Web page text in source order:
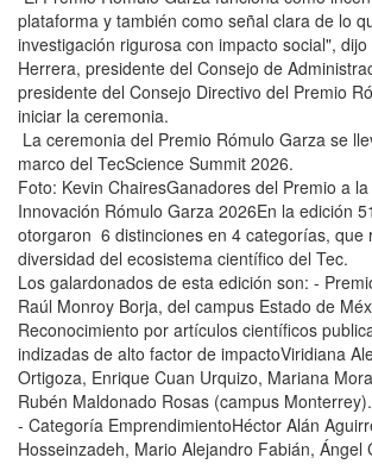
plataforma y también como señal clara de lo
investigación rigurosa con impacto social",
Herrera, presidente del Consejo de
presidente del Consejo Directivo del Premio
iniciar la ceremonia.
La ceremonia del Premio Rómulo Garza se
marco del TecScience Summit 2026.
Foto: Kevin ChairesGanadores del Premio a
Innovación Rómulo Garza 2026En la edición
otorgaron 6 distinciones en 4 categorías, que
diversidad del ecosistema científico del Tec.
Los galardonados de esta edición son: -
Raúl Monroy Borja, del campus Estado de
Reconocimiento por artículos científicos
indizadas de alto factor de impactoViridiana
Ortigoza, Enrique Cuan Urquizo, Mariana
Rubén Maldonado Rosas (campus Monterrey).
- Categoría EmprendimientoHéctor Alán
Hosseinzadeh, Mario Alejandro Fabián, Ángel